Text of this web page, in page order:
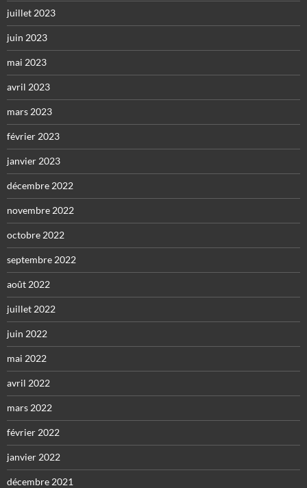
juillet 2023
juin 2023
mai 2023
avril 2023
mars 2023
février 2023
janvier 2023
décembre 2022
novembre 2022
octobre 2022
septembre 2022
août 2022
juillet 2022
juin 2022
mai 2022
avril 2022
mars 2022
février 2022
janvier 2022
décembre 2021